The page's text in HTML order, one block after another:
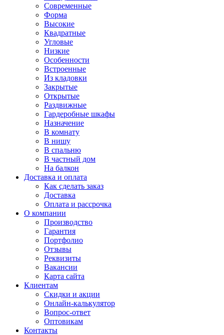
Современные
Форма
Высокие
Квадратные
Угловые
Низкие
Особенности
Встроенные
Из кладовки
Закрытые
Открытые
Раздвижные
Гардеробные шкафы
Назначение
В комнату
В нишу
В спальню
В частный дом
На балкон
Доставка и оплата
Как сделать заказ
Доставка
Оплата и рассрочка
О компании
Производство
Гарантия
Портфолио
Отзывы
Реквизиты
Вакансии
Карта сайта
Клиентам
Скидки и акции
Онлайн-калькулятор
Вопрос-ответ
Оптовикам
Контакты